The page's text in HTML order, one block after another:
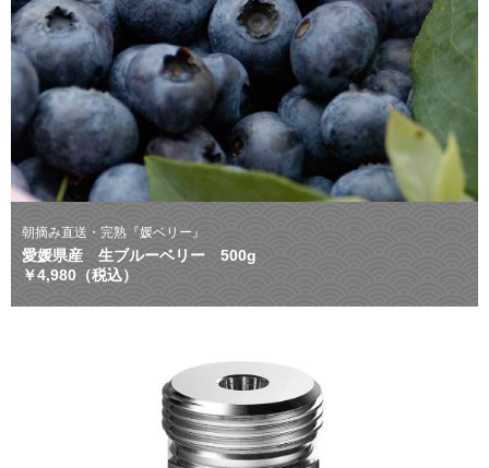
朝摘み直送・完熟『媛ベリー』
愛媛県産 生ブルーベリー 500g
￥4,980（税込）